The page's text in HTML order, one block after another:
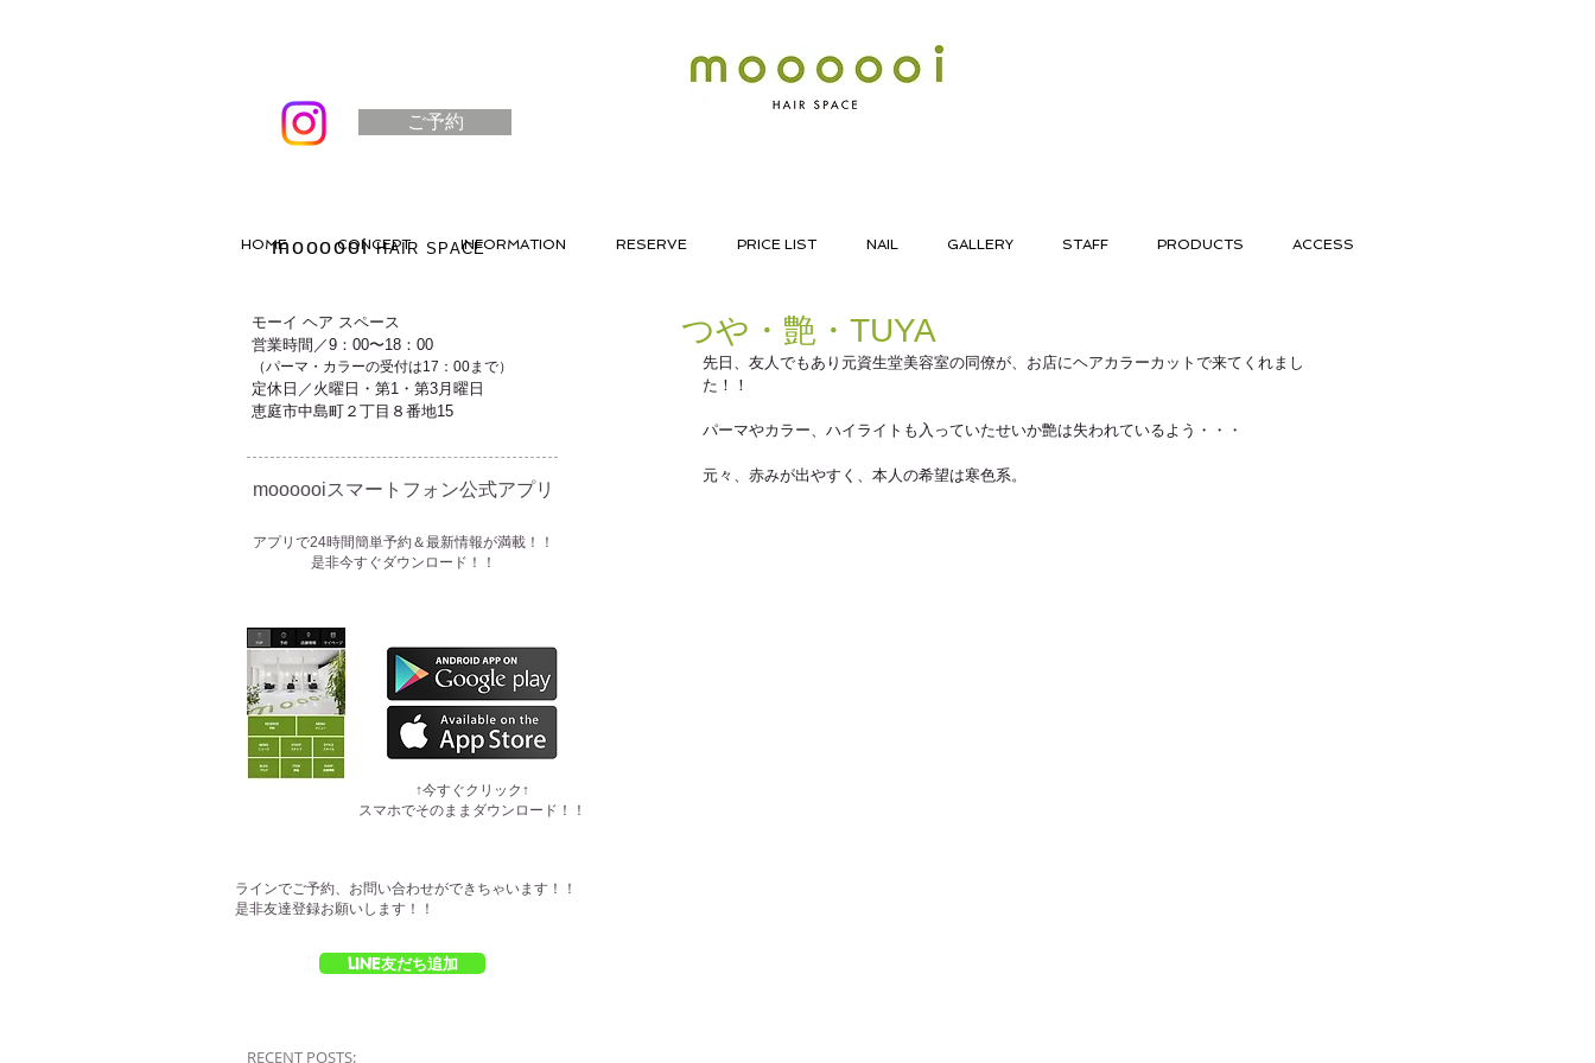
ご予約
HOME CONCEPT INFORMATION RESERVE PRICE LIST NAIL GALLERY STAFF PRODUCTS ACCESS
moooooiHAIR SPACE
モーイ ヘア スペース
営業時間／9：00〜18：00
（パーマ・カラーの受付は17：00まで）
定休日／火曜日・第1・第3月曜日
恵庭市中島町２丁目８番地15
moooooiスマートフォン公式アプリ​
​アプリで24時間簡単予約＆最新情報が満載！！
是非今すぐダウンロード！！
​↑今すぐクリック↑
スマホでそのままダウンロード！！
ラインでご予約、お問い合わせができちゃいます！！
是非友達登録お願いします！！
LINE友だち追加
RECENT POSTS:
つや・艶・TUYA
先日、友人でもあり元資生堂美容室の同僚が、お店にヘアカラーカットで来てくれまし
た！！
パーマやカラー、ハイライトも入っていたせいか艶は失われているよう・・・
元々、赤みが出やすく、本人の希望は寒色系。